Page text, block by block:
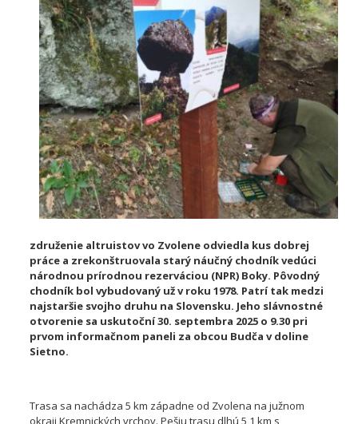
združenie altruistov vo Zvolene odviedla kus dobrej
práce a zrekonštruovala starý náučný chodník vedúci
národnou prírodnou rezerváciou (NPR) Boky. Pôvodný
chodník bol vybudovaný už v roku 1978. Patrí tak medzi
najstaršie svojho druhu na Slovensku. Jeho slávnostné
otvorenie sa uskutoční 30. septembra 2025 o 9.30 pri
prvom informačnom paneli za obcou Budča v doline
Sietno.
Trasa sa nachádza 5 km západne od Zvolena na južnom
okraji Kremnických vrchov. Pešiu trasu dlhú 5,1 km s